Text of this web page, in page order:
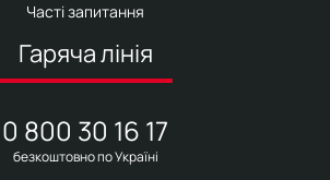
Часті запитання
Гаряча лінія
0 800 30 16 17
безкоштовно по Україні